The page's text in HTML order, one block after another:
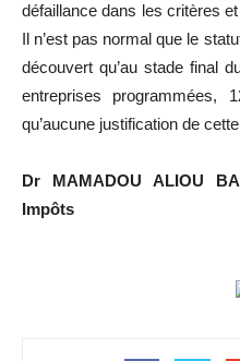
défaillance dans les critères
Il n’est pas normal que le
découvert qu’au stade final
entreprises
qu’aucune justification de
Dr MAMADOU ALIOU
Impôts